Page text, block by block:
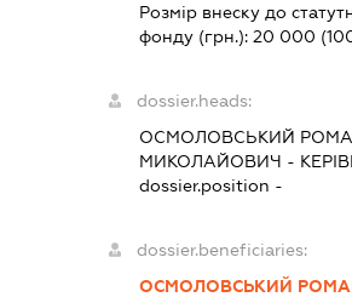
Розмір внеску до
фонду (грн.): 20 000
dossier.heads:
ОСМОЛОВСЬКИЙ
МИКОЛАЙОВИЧ -
dossier.position -
dossier.beneficiaries:
ОСМОЛОВСЬКИЙ